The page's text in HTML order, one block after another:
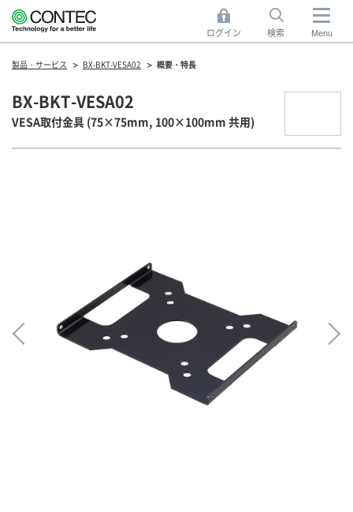
ログイン 検索 Menu
製品・サービス BX-BKT-VESA02 概要・特長
BX-BKT-VESA02
VESA取付金具 (75×75mm, 100×100mm 共用)